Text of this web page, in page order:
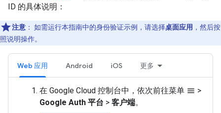
ID 的具体说明：
注意 ： 如需运行本指南中的身份验证示例，请选择桌面应用 ，然后按
照说明操作。
Web 应用 Android iOS 更多
在 Google Cloud 控制台中，依次前往菜单 menu >
Google Auth 平台 > 客户端。